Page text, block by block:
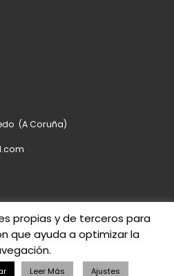
(A Coruña)
de Culleredo
el Tema Customizr
propias y de terceros para
que ayuda a optimizar la
Leer Más Ajustes